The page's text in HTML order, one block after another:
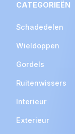
CATEGORIEËN
Schadedelen
Wieldoppen
Gordels
Ruitenwissers
Interieur
Exterieur